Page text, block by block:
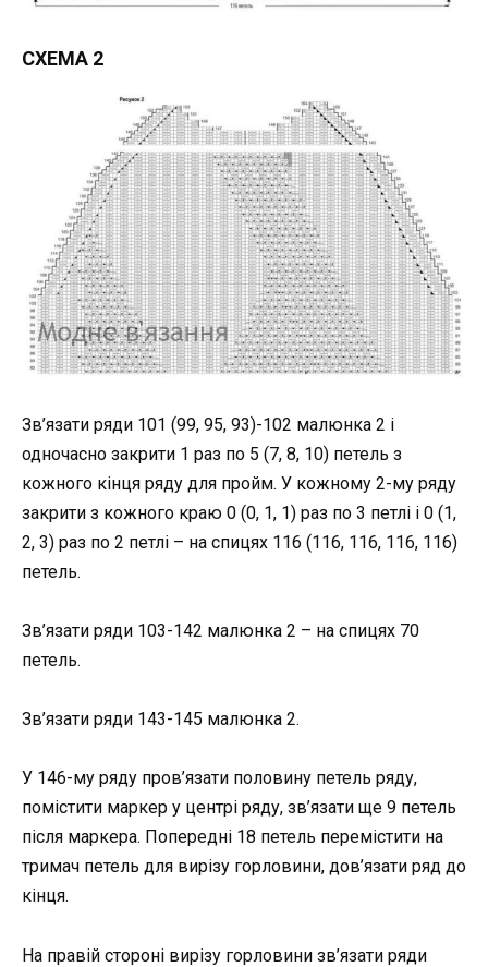
СХЕМА 2
Зв’язати ряди 101 (99, 95, 93)-102 малюнка 2 і
одночасно закрити 1 раз по 5 (7, 8, 10) петель з
кожного кінця ряду для пройм. У кожному 2-му ряду
закрити з кожного краю 0 (0, 1, 1) раз по 3 петлі і 0 (1,
2, 3) раз по 2 петлі – на спицях 116 (116, 116, 116, 116)
петель.
Зв’язати ряди 103-142 малюнка 2 – на спицях 70
петель.
Зв’язати ряди 143-145 малюнка 2.
У 146-му ряду пров’язати половину петель ряду,
помістити маркер у центрі ряду, зв’язати ще 9 петель
після маркера. Попередні 18 петель перемістити на
тримач петель для вирізу горловини, дов’язати ряд до
кінця.
На правій стороні вирізу горловини зв’язати ряди